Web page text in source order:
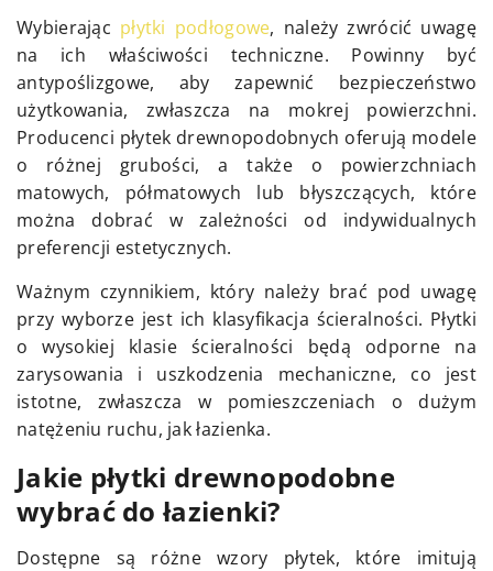
Wybierając płytki podłogowe, należy zwrócić uwagę
na ich właściwości techniczne. Powinny być
antypoślizgowe, aby zapewnić bezpieczeństwo
użytkowania, zwłaszcza na mokrej powierzchni.
Producenci płytek drewnopodobnych oferują modele
o różnej grubości, a także o powierzchniach
matowych, półmatowych lub błyszczących, które
można dobrać w zależności od indywidualnych
preferencji estetycznych.
Ważnym czynnikiem, który należy brać pod uwagę
przy wyborze jest ich klasyfikacja ścieralności. Płytki
o wysokiej klasie ścieralności będą odporne na
zarysowania i uszkodzenia mechaniczne, co jest
istotne, zwłaszcza w pomieszczeniach o dużym
natężeniu ruchu, jak łazienka.
Jakie płytki drewnopodobne
wybrać do łazienki?
Dostępne są różne wzory płytek, które imitują